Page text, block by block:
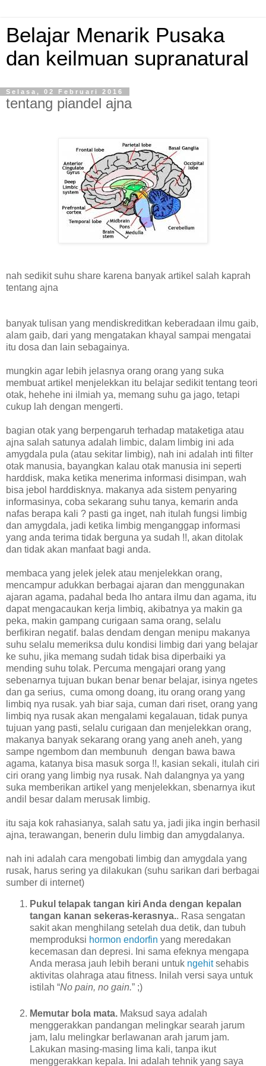
Belajar Menarik Pusaka
dan keilmuan supranatural
Selasa, 02 Februari 2016
tentang piandel ajna
nah sedikit suhu share karena banyak artikel salah kaprah
tentang ajna
banyak tulisan yang mendiskreditkan keberadaan ilmu gaib,
alam gaib, dari yang mengatakan khayal sampai mengatai
itu dosa dan lain sebagainya.
mungkin agar lebih jelasnya orang orang yang suka
membuat artikel menjelekkan itu belajar sedikit tentang teori
otak, hehehe ini ilmiah ya, memang suhu ga jago, tetapi
cukup lah dengan mengerti.
bagian otak yang berpengaruh terhadap mataketiga atau
ajna salah satunya adalah limbic, dalam limbig ini ada
amygdala pula (atau sekitar limbig), nah ini adalah inti filter
otak manusia, bayangkan kalau otak manusia ini seperti
harddisk, maka ketika menerima informasi disimpan, wah
bisa jebol harddisknya. makanya ada sistem penyaring
informasinya, coba sekarang suhu tanya, kemarin anda
nafas berapa kali ? pasti ga inget, nah itulah fungsi limbig
dan amygdala, jadi ketika limbig menganggap informasi
yang anda terima tidak berguna ya sudah !!, akan ditolak
dan tidak akan manfaat bagi anda.
membaca yang jelek jelek atau menjelekkan orang,
mencampur adukkan berbagai ajaran dan menggunakan
ajaran agama, padahal beda lho antara ilmu dan agama, itu
dapat mengacaukan kerja limbiq, akibatnya ya makin ga
peka, makin gampang curigaan sama orang, selalu
berfikiran negatif. balas dendam dengan menipu makanya
suhu selalu memeriksa dulu kondisi limbig dari yang belajar
ke suhu, jika memang sudah tidak bisa diperbaiki ya
mending suhu tolak. Percuma mengajari orang yang
sebenarnya tujuan bukan benar benar belajar, isinya ngetes
dan ga serius, cuma omong doang, itu orang orang yang
limbiq nya rusak. yah biar saja, cuman dari riset, orang yang
limbiq nya rusak akan mengalami kegalauan, tidak punya
tujuan yang pasti, selalu curigaan dan menjelekkan orang,
makanya banyak sekarang orang yang aneh aneh, yang
sampe ngembom dan membunuh dengan bawa bawa
agama, katanya bisa masuk sorga !!, kasian sekali, itulah ciri
ciri orang yang limbig nya rusak. Nah dalangnya ya yang
suka memberikan artikel yang menjelekkan, sbenarnya ikut
andil besar dalam merusak limbig.
itu saja kok rahasianya, salah satu ya, jadi jika ingin berhasil
ajna, terawangan, benerin dulu limbig dan amygdalanya.
nah ini adalah cara mengobati limbig dan amygdala yang
rusak, harus sering ya dilakukan (suhu sarikan dari berbagai
sumber di internet)
Pukul telapak tangan kiri Anda dengan kepalan
tangan kanan sekeras-kerasnya.. Rasa sengatan
sakit akan menghilang setelah dua detik, dan tubuh
memproduksi hormon endorfin yang meredakan
kecemasan dan depresi. Ini sama efeknya mengapa
Anda merasa jauh lebih berani untuk ngehitsehabis
aktivitas olahraga atau fitness. Inilah versi saya untuk
istilah “No pain, no gain.” ;)
Memutar bola mata. Maksud saya adalah
menggerakkan pandangan melingkar searah jarum
jam, lalu melingkar berlawanan arah jarum jam.
Lakukan masing-masing lima kali, tanpa ikut
menggerakkan kepala. Ini adalah tehnik yang saya